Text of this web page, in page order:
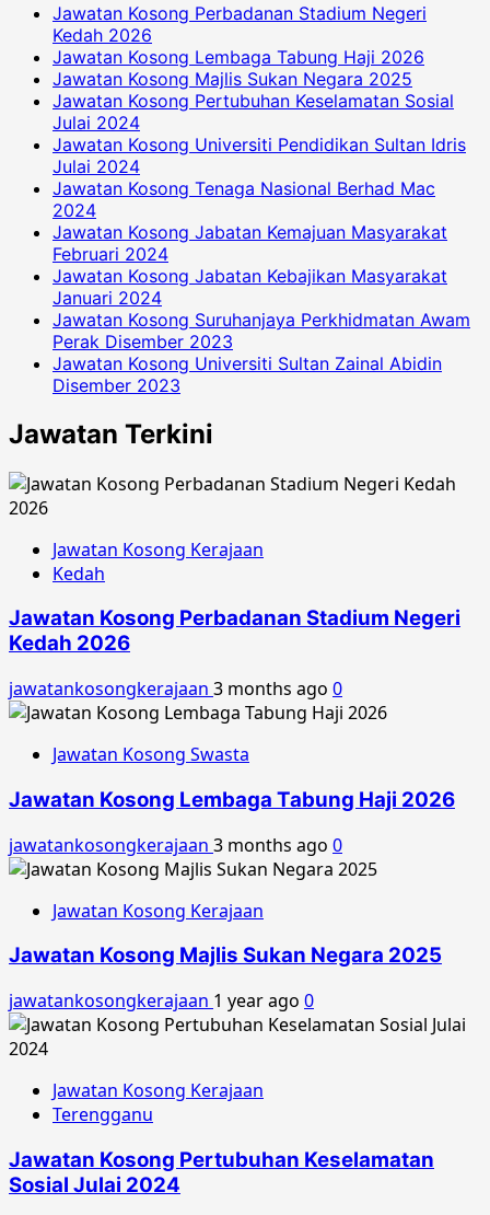
Jawatan Kosong Perbadanan Stadium Negeri
Kedah 2026
Jawatan Kosong Lembaga Tabung Haji 2026
Jawatan Kosong Majlis Sukan Negara 2025
Jawatan Kosong Pertubuhan Keselamatan Sosial
Julai 2024
Jawatan Kosong Universiti Pendidikan Sultan Idris
Julai 2024
Jawatan Kosong Tenaga Nasional Berhad Mac
2024
Jawatan Kosong Jabatan Kemajuan Masyarakat
Februari 2024
Jawatan Kosong Jabatan Kebajikan Masyarakat
Januari 2024
Jawatan Kosong Suruhanjaya Perkhidmatan Awam
Perak Disember 2023
Jawatan Kosong Universiti Sultan Zainal Abidin
Disember 2023
Jawatan Terkini
Jawatan Kosong Kerajaan
Kedah
Jawatan Kosong Perbadanan Stadium Negeri
Kedah 2026
jawatankosongkerajaan 3 months ago 0
Jawatan Kosong Swasta
Jawatan Kosong Lembaga Tabung Haji 2026
jawatankosongkerajaan 3 months ago 0
Jawatan Kosong Kerajaan
Jawatan Kosong Majlis Sukan Negara 2025
jawatankosongkerajaan 1 year ago 0
Jawatan Kosong Kerajaan
Terengganu
Jawatan Kosong Pertubuhan Keselamatan
Sosial Julai 2024